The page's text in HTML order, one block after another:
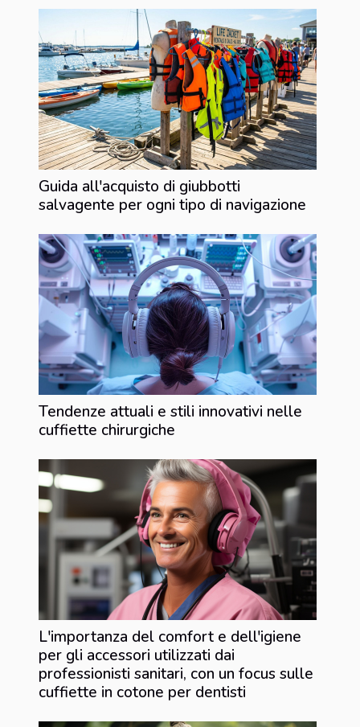
Guida all'acquisto di giubbotti
salvagente per ogni tipo di navigazione
Tendenze attuali e stili innovativi nelle
cuffiette chirurgiche
L'importanza del comfort e dell'igiene
per gli accessori utilizzati dai
professionisti sanitari, con un focus sulle
cuffiette in cotone per dentisti